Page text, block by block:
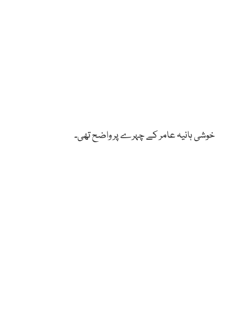
خوشی ہانیہ عامر کے چہرے پر واضح تھی۔